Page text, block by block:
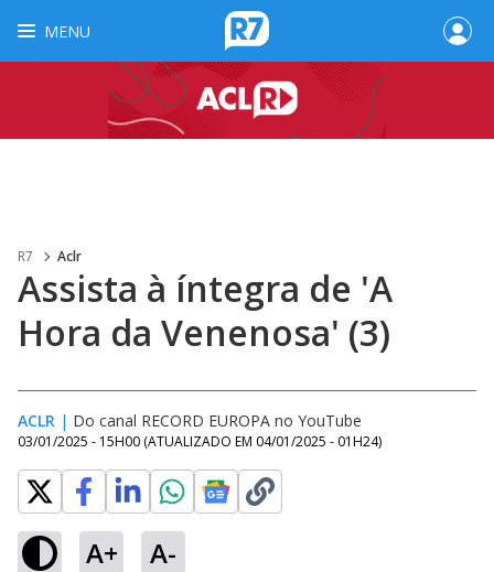
MENU
R7 Aclr
Assista à íntegra de 'A
Hora da Venenosa' (3)
ACLR | Do canal RECORD EUROPA no YouTube
03/01/2025 - 15H00 (ATUALIZADO EM 04/01/2025 - 01H24)
A+ A-